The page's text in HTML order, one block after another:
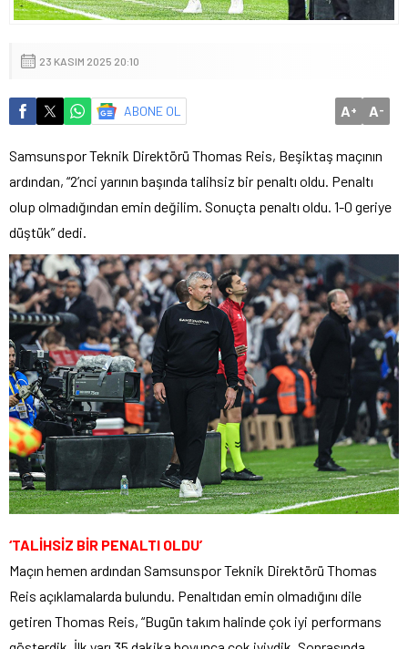
23 KASIM 2025 20:10
ABONE OL A+ A-
Samsunspor Teknik Direktörü Thomas Reis, Beşiktaş maçının
ardından, “2’nci yarının başında talihsiz bir penaltı oldu. Penaltı
olup olmadığından emin değilim. Sonuçta penaltı oldu. 1-0 geriye
düştük” dedi.
‘TALİHSİZ BİR PENALTI OLDU’
Maçın hemen ardından Samsunspor Teknik Direktörü Thomas
Reis açıklamalarda bulundu. Penaltıdan emin olmadığını dile
getiren Thomas Reis, “Bugün takım halinde çok iyi performans